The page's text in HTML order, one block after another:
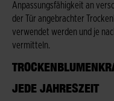
Anpassungsfähigkeit an
der Tür angebrachter
verwendet werden und je
vermitteln.
JEDE JAHRESZEIT